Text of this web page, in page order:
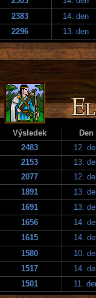
2383
14. den
2296 13. den
Výsledek
Den
2483
12.
2153
13.
2077
12.
1891
13.
1691
13.
1656
14.
1615
14.
1580
10.
1517
14.
1501 11.